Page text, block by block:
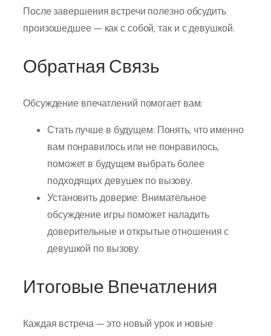
После завершения встречи полезно обсудить
произошедшее — как с собой, так и с девушкой.
Обратная Связь
Обсуждение впечатлений помогает вам:
Стать лучше в будущем: Понять, что именно
вам понравилось или не понравилось,
поможет в будущем выбрать более
подходящих девушек по вызову.
Установить доверие: Внимательное
обсуждение игры поможет наладить
доверительные и открытые отношения с
девушкой по вызову.
Итоговые Впечатления
Каждая встреча — это новый урок и новые